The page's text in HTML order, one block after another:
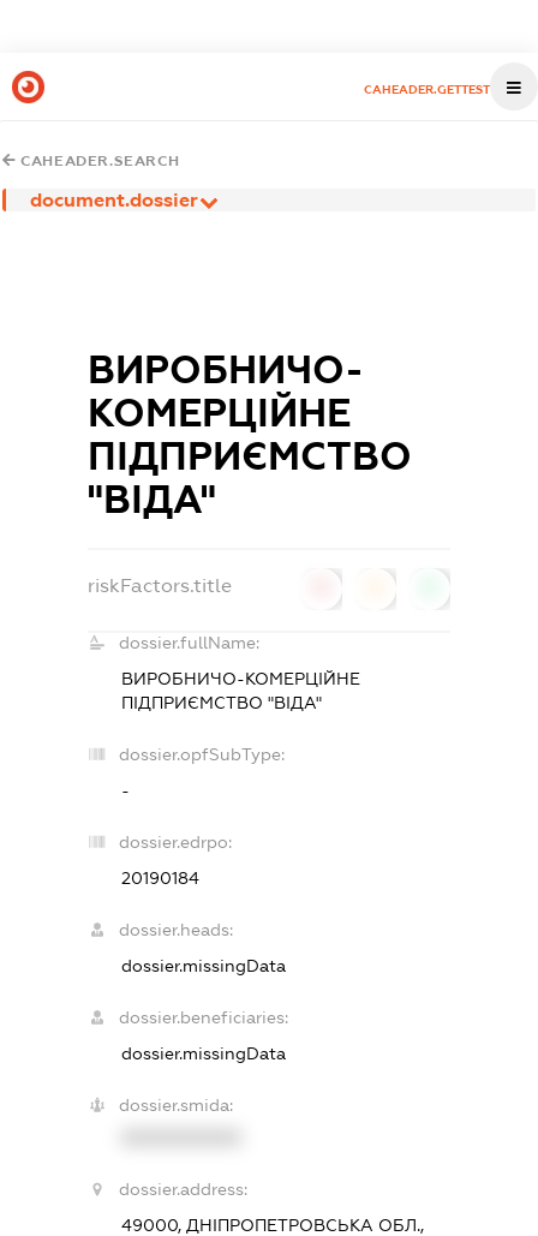
CAHEADER.GETTEST
CAHEADER.SEARCH
document.dossier
ВИРОБНИЧО-
КОМЕРЦІЙНЕ
ПІДПРИЄМСТВО
"ВІДА"
riskFactors.title
dossier.fullName:
ВИРОБНИЧО-КОМЕРЦІЙНЕ
ПІДПРИЄМСТВО "ВІДА"
dossier.opfSubType:
-
dossier.edrpo:
20190184
dossier.heads:
dossier.missingData
dossier.beneficiaries:
dossier.missingData
dossier.smida:
dossier.address:
49000, ДНІПРОПЕТРОВСЬКА ОБЛ.,